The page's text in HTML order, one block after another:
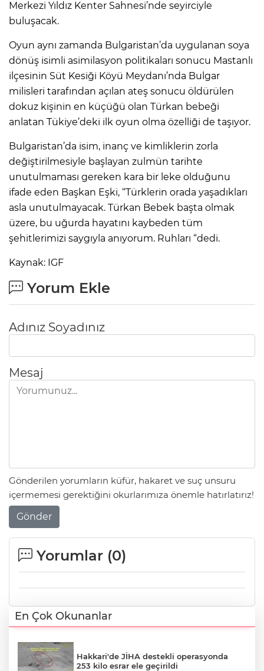
Merkezi Yıldız Kenter Sahnesi’nde seyirciyle
buluşacak.
Oyun aynı zamanda Bulgaristan’da uygulanan soya
dönüş isimli asimilasyon politikaları sonucu Mastanlı
ilçesinin Süt Kesiği Köyü Meydanı’nda Bulgar
milisleri tarafından açılan ateş sonucu öldürülen
dokuz kişinin en küçüğü olan Türkan bebeği
anlatan Tükiye’deki ilk oyun olma özelliği de taşıyor.
Bulgaristan’da isim, inanç ve kimliklerin zorla
değiştirilmesiyle başlayan zulmün tarihte
unutulmaması gereken kara bir leke olduğunu
ifade eden Başkan Eşki, “Türklerin orada yaşadıkları
asla unutulmayacak. Türkan Bebek başta olmak
üzere, bu uğurda hayatını kaybeden tüm
şehitlerimizi saygıyla anıyorum. Ruhları “dedi.
Kaynak: IGF
Yorum Ekle
Adınız Soyadınız
Mesaj
Gönderilen yorumların küfür, hakaret ve suç unsuru
içermemesi gerektiğini okurlarımıza önemle hatırlatırız!
Gönder
Yorumlar (0)
En Çok Okunanlar
Hakkari'de JİHA destekli operasyonda
253 kilo esrar ele geçirildi